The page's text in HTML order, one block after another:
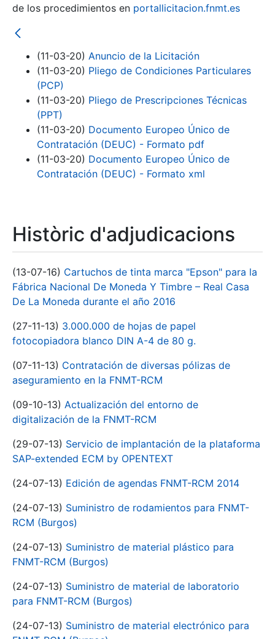
de los procedimientos en portallicitacion.fnmt.es
(11-03-20) Anuncio de la Licitación
(11-03-20) Pliego de Condiciones Particulares
(PCP)
(11-03-20) Pliego de Prescripciones Técnicas
(PPT)
(11-03-20) Documento Europeo Único de
Contratación (DEUC) - Formato pdf
(11-03-20) Documento Europeo Único de
Contratación (DEUC) - Formato xml
Històric d'adjudicacions
(13-07-16) Cartuchos de tinta marca "Epson" para la
Fábrica Nacional De Moneda Y Timbre – Real Casa
De La Moneda durante el año 2016
(27-11-13) 3.000.000 de hojas de papel
fotocopiadora blanco DIN A-4 de 80 g.
(07-11-13) Contratación de diversas pólizas de
aseguramiento en la FNMT-RCM
(09-10-13) Actualización del entorno de
digitalización de la FNMT-RCM
(29-07-13) Servicio de implantación de la plataforma
SAP-extended ECM by OPENTEXT
(24-07-13) Edición de agendas FNMT-RCM 2014
(24-07-13) Suministro de rodamientos para FNMT-
RCM (Burgos)
(24-07-13) Suministro de material plástico para
FNMT-RCM (Burgos)
(24-07-13) Suministro de material de laboratorio
para FNMT-RCM (Burgos)
(24-07-13) Suministro de material electrónico para